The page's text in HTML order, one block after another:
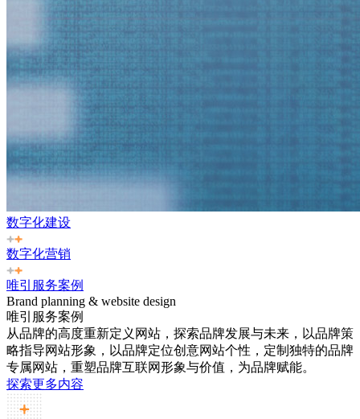
数字化建设
数字化营销
唯引服务案例
Brand planning & website design
唯引服务案例
从品牌的高度重新定义网站，探索品牌发展与未来，以品牌策
略指导网站形象，以品牌定位创意网站个性，定制独特的品牌
专属网站，重塑品牌互联网形象与价值，为品牌赋能。
探索更多内容